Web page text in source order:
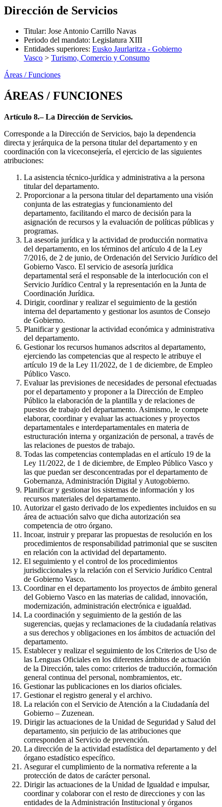
Dirección de Servicios
Titular: Jose Antonio Carrillo Navas
Periodo del mandato: Legislatura XIII
Entidades superiores: Eusko Jaurlaritza - Gobierno
Vasco > Turismo, Comercio y Consumo
Áreas / Funciones
ÁREAS / FUNCIONES
Artículo 8.– La Dirección de Servicios.
Corresponde a la Dirección de Servicios, bajo la dependencia
directa y jerárquica de la persona titular del departamento y en
coordinación con la viceconsejería, el ejercicio de las siguientes
atribuciones:
La asistencia técnico-jurídica y administrativa a la persona
titular del departamento.
Proporcionar a la persona titular del departamento una visión
conjunta de las estrategias y funcionamiento del
departamento, facilitando el marco de decisión para la
asignación de recursos y la evaluación de políticas públicas y
programas.
La asesoría jurídica y la actividad de producción normativa
del departamento, en los términos del artículo 4 de la Ley
7/2016, de 2 de junio, de Ordenación del Servicio Jurídico del
Gobierno Vasco. El servicio de asesoría jurídica
departamental será el responsable de la interlocución con el
Servicio Jurídico Central y la representación en la Junta de
Coordinación Jurídica.
Dirigir, coordinar y realizar el seguimiento de la gestión
interna del departamento y gestionar los asuntos de Consejo
de Gobierno.
Planificar y gestionar la actividad económica y administrativa
del departamento.
Gestionar los recursos humanos adscritos al departamento,
ejerciendo las competencias que al respecto le atribuye el
artículo 19 de la Ley 11/2022, de 1 de diciembre, de Empleo
Público Vasco.
Evaluar las previsiones de necesidades de personal efectuadas
por el departamento y proponer a la Dirección de Empleo
Público la elaboración de la plantilla y de relaciones de
puestos de trabajo del departamento. Asimismo, le compete
elaborar, coordinar y evaluar las actuaciones y proyectos
departamentales e interdepartamentales en materia de
estructuración interna y organización de personal, a través de
las relaciones de puestos de trabajo.
Todas las competencias contempladas en el artículo 19 de la
Ley 11/2022, de 1 de diciembre, de Empleo Público Vasco y
las que puedan ser desconcentradas por el departamento de
Gobernanza, Administración Digital y Autogobierno.
Planificar y gestionar los sistemas de información y los
recursos materiales del departamento.
Autorizar el gasto derivado de los expedientes incluidos en su
área de actuación salvo que dicha autorización sea
competencia de otro órgano.
Incoar, instruir y preparar las propuestas de resolución en los
procedimientos de responsabilidad patrimonial que se susciten
en relación con la actividad del departamento.
El seguimiento y el control de los procedimientos
jurisdiccionales y la relación con el Servicio Jurídico Central
de Gobierno Vasco.
Coordinar en el departamento los proyectos de ámbito general
del Gobierno Vasco en las materias de calidad, innovación,
modernización, administración electrónica e igualdad.
La coordinación y seguimiento de la gestión de las
sugerencias, quejas y reclamaciones de la ciudadanía relativas
a sus derechos y obligaciones en los ámbitos de actuación del
departamento.
Establecer y realizar el seguimiento de los Criterios de Uso de
las Lenguas Oficiales en los diferentes ámbitos de actuación
de la Dirección, tales como: criterios de traducción, formación
general continua del personal, nombramientos, etc.
Gestionar las publicaciones en los diarios oficiales.
Gestionar el registro general y el archivo.
La relación con el Servicio de Atención a la Ciudadanía del
Gobierno – Zuzenean.
Dirigir las actuaciones de la Unidad de Seguridad y Salud del
departamento, sin perjuicio de las atribuciones que
corresponden al Servicio de prevención.
La dirección de la actividad estadística del departamento y del
órgano estadístico específico.
Asegurar el cumplimiento de la normativa referente a la
protección de datos de carácter personal.
Dirigir las actuaciones de la Unidad de Igualdad e impulsar,
coordinar y colaborar con el resto de direcciones y con las
entidades de la Administración Institucional y órganos